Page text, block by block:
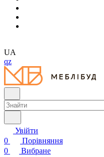
UA
qz
Увійти
0
Порівняння
0
Вибране